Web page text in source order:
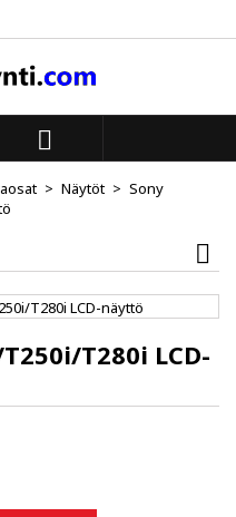

Näytöt
Sony
T280i LCD-
×
×
×
voit lisätä tuotteita
((loginText))